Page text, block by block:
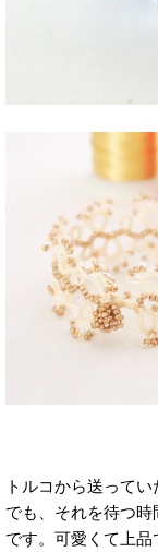
トルコから送って
でも、それを待つ
です。可愛くて上